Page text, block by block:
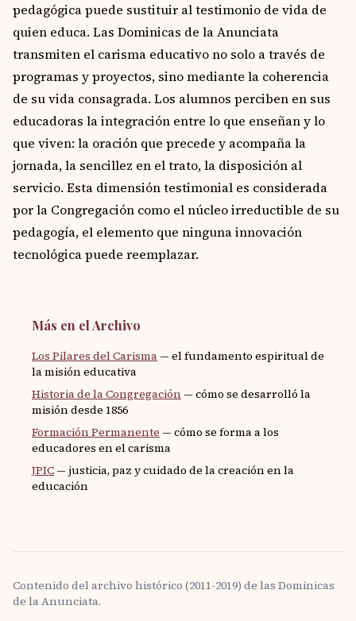
pedagógica puede sustituir al testimonio de vida de
quien educa. Las Dominicas de la Anunciata
transmiten el carisma educativo no solo a través de
programas y proyectos, sino mediante la coherencia
de su vida consagrada. Los alumnos perciben en sus
educadoras la integración entre lo que enseñan y lo
que viven: la oración que precede y acompaña la
jornada, la sencillez en el trato, la disposición al
servicio. Esta dimensión testimonial es considerada
por la Congregación como el núcleo irreductible de su
pedagogía, el elemento que ninguna innovación
tecnológica puede reemplazar.
Más en el Archivo
Los Pilares del Carisma — el fundamento espiritual de
la misión educativa
Historia de la Congregación — cómo se desarrolló la
misión desde 1856
Formación Permanente — cómo se forma a los
educadores en el carisma
JPIC — justicia, paz y cuidado de la creación en la
educación
Contenido del archivo histórico (2011-2019) de las Dominicas
de la Anunciata.